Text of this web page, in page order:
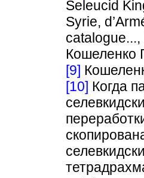
Seleucid
Syrie,
Кошеленко
[9]
[10] Когда